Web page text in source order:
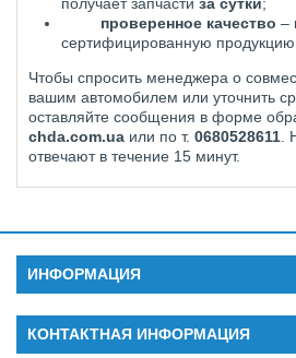
проверенное качество –
сертифицированную продукцию.
Чтобы спросить менеджера о
вашим автомобилем или уточнить
оставляйте сообщения в форме
chda.com.ua или по т. 0680528611
отвечают в течение 15 минут.
ИНФОРМАЦИЯ
КОНТАКТНАЯ ИНФОРМАЦИЯ